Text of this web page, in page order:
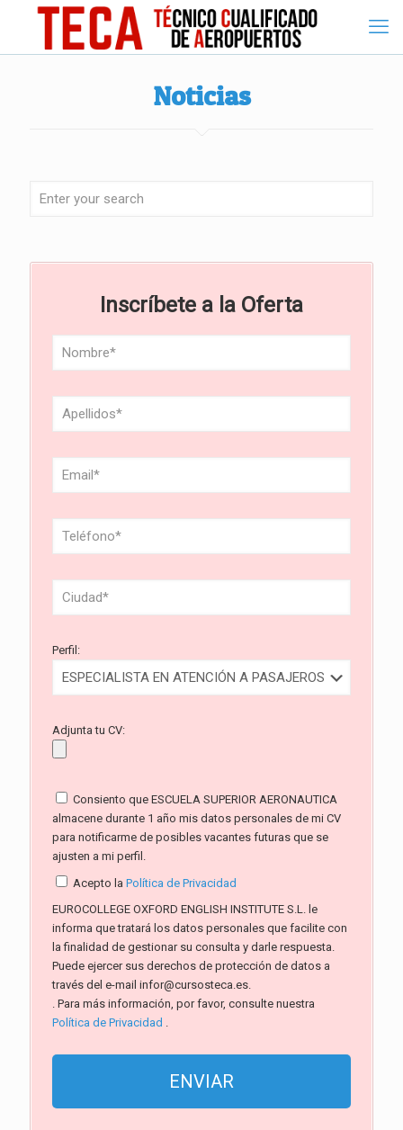
Noticias
Inscríbete a la Oferta
Perfil:
Adjunta tu CV:
Consiento que ESCUELA SUPERIOR AERONAUTICA
almacene durante 1 año mis datos personales de mi CV
para notificarme de posibles vacantes futuras que se
ajusten a mi perfil.
Acepto la Política de Privacidad
EUROCOLLEGE OXFORD ENGLISH INSTITUTE S.L. le
informa que tratará los datos personales que facilite con
la finalidad de gestionar su consulta y darle respuesta.
Puede ejercer sus derechos de protección de datos a
través del e-mail infor@cursosteca.es.
. Para más información, por favor, consulte nuestra
Política de Privacidad .